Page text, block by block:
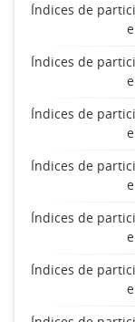
Índices de
Índices de
Índices de
Índices de
Índices de
Índices de